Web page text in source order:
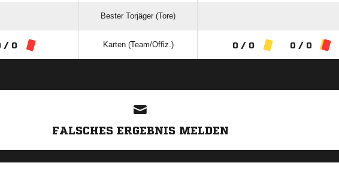
Bester Torjäger (Tore)
/ 0 Karten (Team/Offiz.) 0 / 0 0 / 0
FALSCHES ERGEBNIS MELDEN